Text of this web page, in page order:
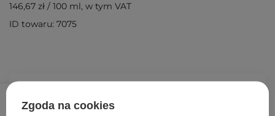
146,67 zł / 100 ml, w tym VAT
ID towaru: 7075
Zgoda na cookies